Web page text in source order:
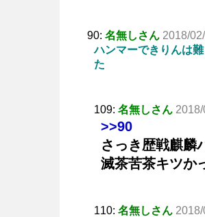
90: 名無しさん 2018/
ハンマーできりんは
た
109: 名無しさん
>>90
さっき歴戦麒麟
滅茶苦茶キツか
110: 名無しさん